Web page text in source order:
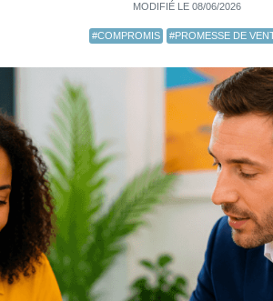
MODIFIÉ LE 08/06/2026
#COMPROMIS #PROMESSE DE